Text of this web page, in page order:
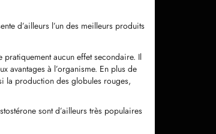
d’ailleurs l’un des meilleurs produits
aucun effet secondaire. Il
avantages à l’organisme. En plus de
la production des globules rouges,
sont d’ailleurs très populaires